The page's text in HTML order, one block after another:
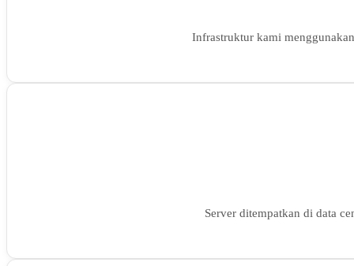
Infrastruktur kami
Server ditempatkan di data